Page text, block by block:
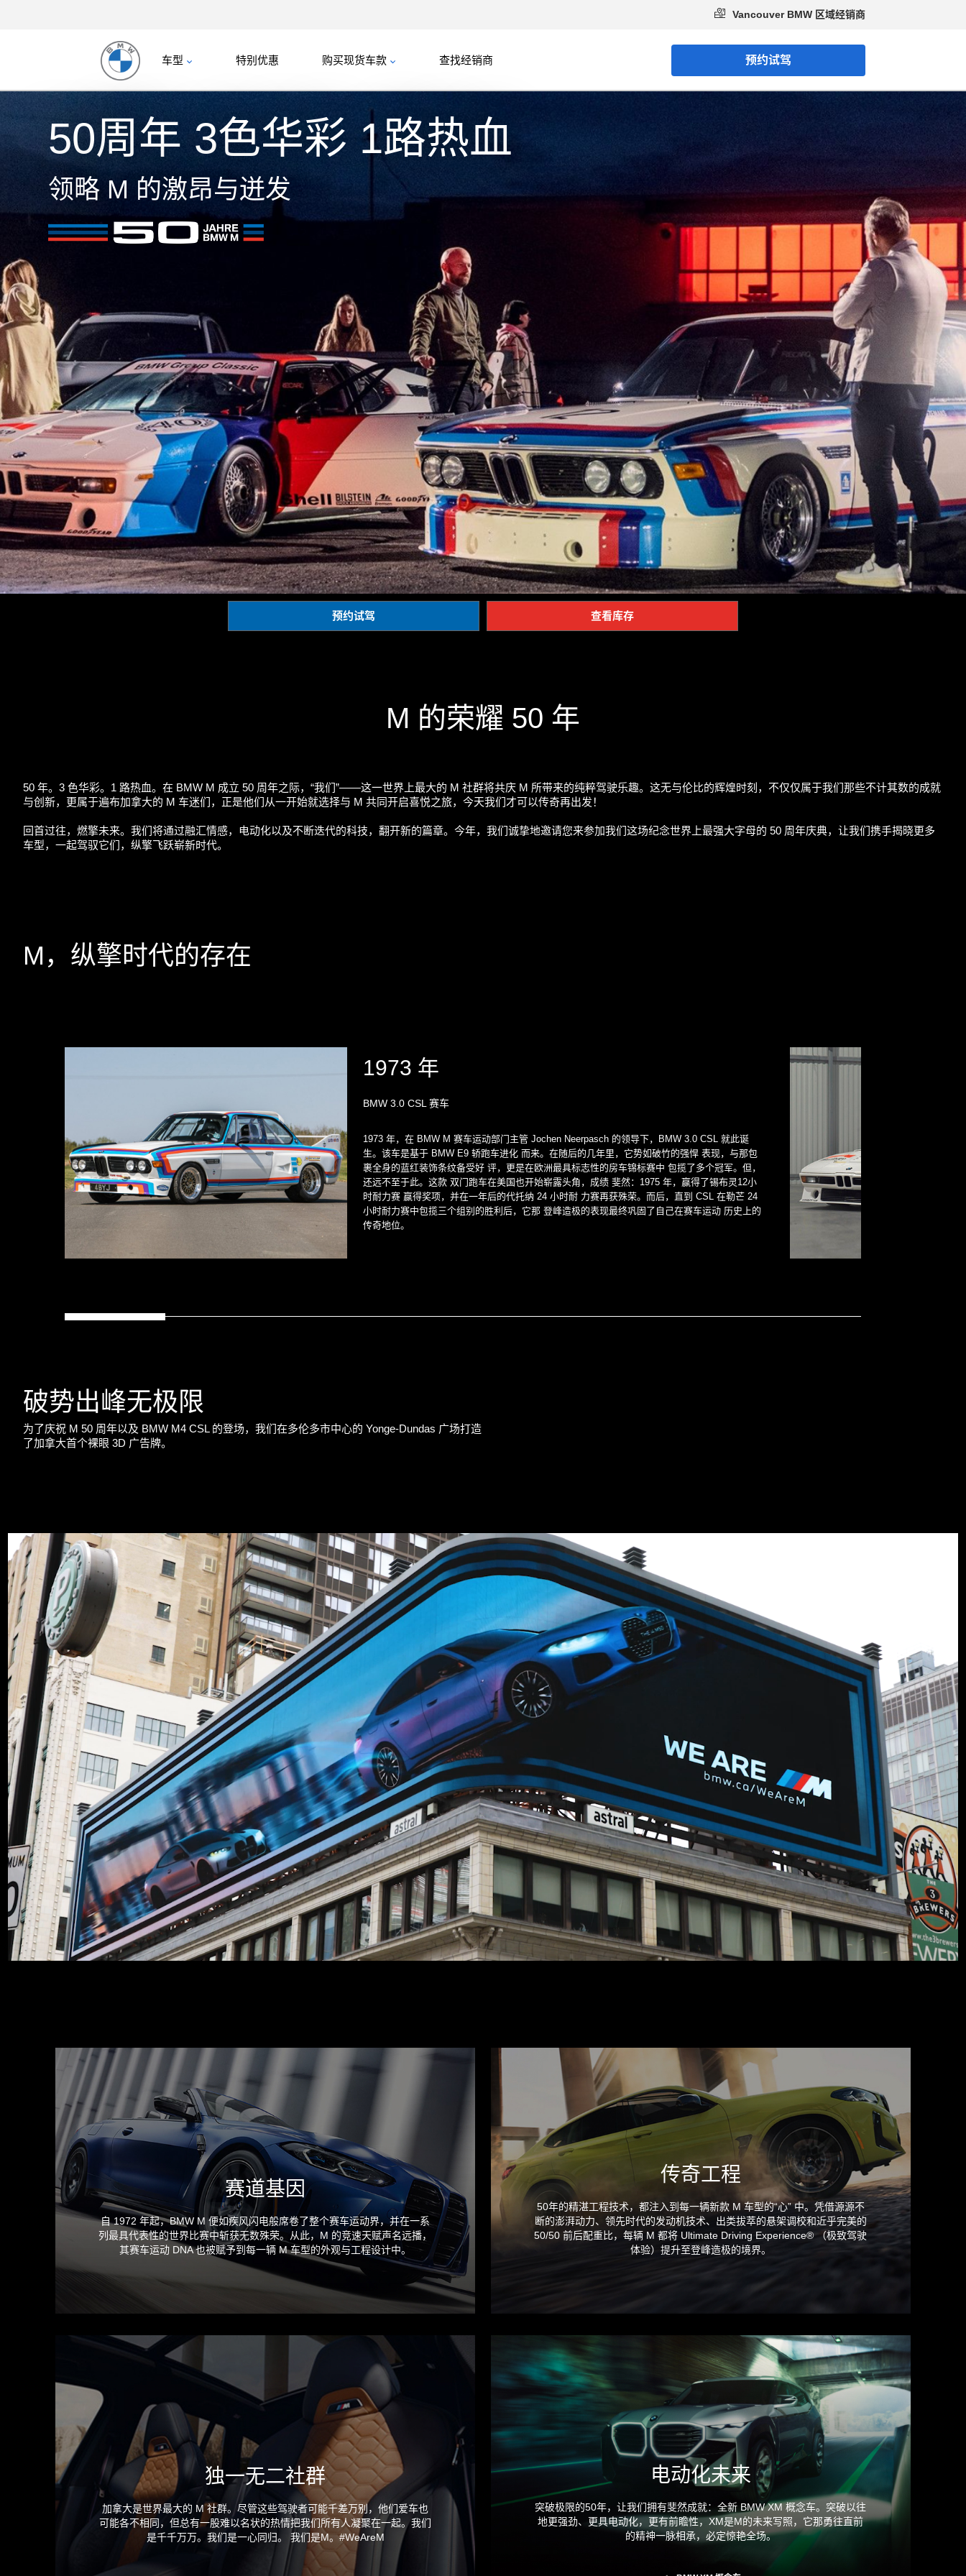
Vancouver BMW 区域经销商
车型 特别优惠 购买现货车款 查找经销商 预约试驾
50周年 3色华彩 1路热血
领略 M 的激昂与迸发
预约试驾 查看库存
M 的荣耀 50 年
50 年。3 色华彩。1 路热血。在 BMW M 成立 50 周年之际，“我们”——这一世界上最大的 M 社群将共庆 M 所带来的纯粹驾驶乐趣。这无与伦比的辉煌时刻，不仅仅属于我们那些不计其数的成就
与创新，更属于遍布加拿大的 M 车迷们，正是他们从一开始就选择与 M 共同开启喜悦之旅，今天我们才可以传奇再出发！
回首过往，燃擎未来。我们将通过融汇情感，电动化以及不断迭代的科技，翻开新的篇章。今年，我们诚挚地邀请您来参加我们这场纪念世界上最强大字母的 50 周年庆典，让我们携手揭晓更多
车型，一起驾驭它们，纵擎飞跃崭新时代。
M，纵擎时代的存在
1973 年
BMW 3.0 CSL 赛车
1973 年，在 BMW M 赛车运动部门主管 Jochen Neerpasch 的领导下，BMW 3.0 CSL 就此诞
生。该车是基于 BMW E9 轿跑车进化 而来。在随后的几年里，它势如破竹的强悍 表现，与那包
裹全身的蓝红装饰条纹备受好 评，更是在欧洲最具标志性的房车锦标赛中 包揽了多个冠军。但，
还远不至于此。这款 双门跑车在美国也开始崭露头角，成绩 斐然：1975 年，赢得了锡布灵12小
时耐力赛 赢得奖项，并在一年后的代托纳 24 小时耐 力赛再获殊荣。而后，直到 CSL 在勒芒 24
小时耐力赛中包揽三个组别的胜利后，它那 登峰造极的表现最终巩固了自己在赛车运动 历史上的
传奇地位。
破势出峰无极限
为了庆祝 M 50 周年以及 BMW M4 CSL 的登场，我们在多伦多市中心的 Yonge-Dundas 广场打造
了加拿大首个裸眼 3D 广告牌。
赛道基因
自 1972 年起，BMW M 便如疾风闪电般席卷了整个赛车运动界，并在一系
列最具代表性的世界比赛中斩获无数殊荣。从此，M 的竞速天赋声名远播，
其赛车运动 DNA 也被赋予到每一辆 M 车型的外观与工程设计中。
传奇工程
50年的精湛工程技术，都注入到每一辆新款 M 车型的“心” 中。凭借源源不
断的澎湃动力、领先时代的发动机技术、出类拔萃的悬架调校和近乎完美的
50/50 前后配重比，每辆 M 都将 Ultimate Driving Experience® （极致驾驶
体验）提升至登峰造极的境界。
独一无二社群
加拿大是世界最大的 M 社群。尽管这些驾驶者可能千差万别，他们爱车也
可能各不相同，但总有一股难以名状的热情把我们所有人凝聚在一起。我们
是千千万万。我们是一心同归。 我们是M。#WeAreM
电动化未来
突破极限的50年，让我们拥有斐然成就：全新 BMW XM 概念车。突破以往
地更强劲、更具电动化，更有前瞻性，XM是M的未来写照，它那勇往直前
的精神一脉相承，必定惊艳全场。